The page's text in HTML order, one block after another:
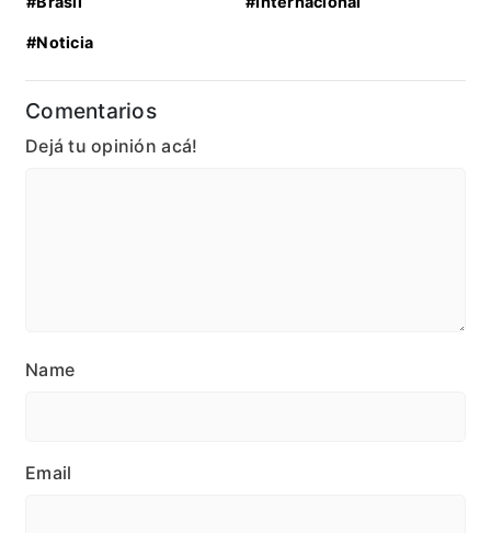
#Noticia
Comentarios
Dejá tu opinión acá!
Name
Email